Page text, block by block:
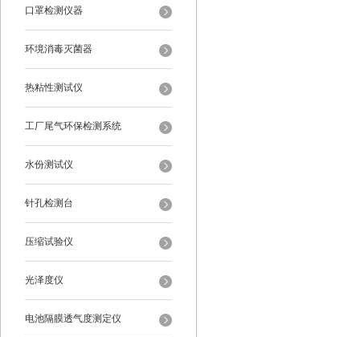
口罩检测仪器
环境消毒灭菌器
热粘性测试仪
工厂尾气环保检测系统
水份测试仪
针孔检测台
压缩试验仪
光泽度仪
电池隔膜透气度测定仪